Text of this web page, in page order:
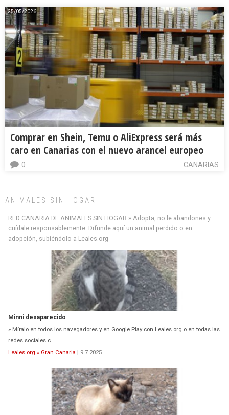
25/05/2026
Comprar en Shein, Temu o AliExpress será más
caro en Canarias con el nuevo arancel europeo
CANARIAS
0
ANIMALES SIN HOGAR
RED CANARIA DE ANIMALES SIN HOGAR » Adopta, no le abandones y
cuídale responsablemente. Difunde aquí un animal perdido o en
adopción, subiéndolo a Leales.org
Minni desaparecido
» Míralo en todos los navegadores y en Google Play con Leales.org o en todas las
redes sociales c...
Leales.org » Gran Canaria
9.7.2025